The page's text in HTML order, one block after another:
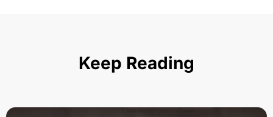
Keep Reading